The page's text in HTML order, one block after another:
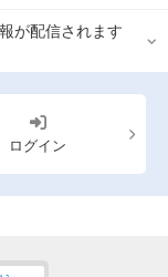
が配信されます
ログイン